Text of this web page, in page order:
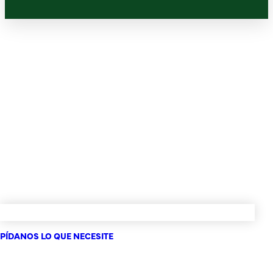
PÍDANOS LO QUE NECESITE